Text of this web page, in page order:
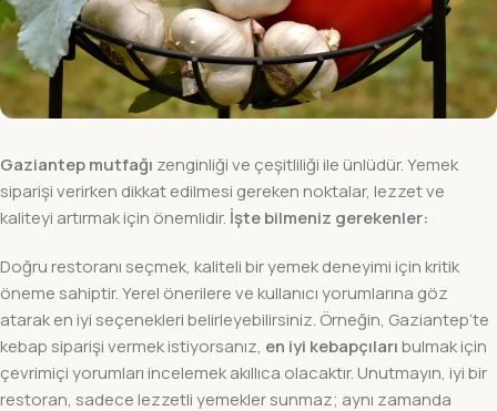
Gaziantep mutfağı zenginliği ve çeşitliliği ile ünlüdür. Yemek
siparişi verirken dikkat edilmesi gereken noktalar, lezzet ve
kaliteyi artırmak için önemlidir. İşte bilmeniz gerekenler:
Doğru restoranı seçmek, kaliteli bir yemek deneyimi için kritik
öneme sahiptir. Yerel önerilere ve kullanıcı yorumlarına göz
atarak en iyi seçenekleri belirleyebilirsiniz. Örneğin, Gaziantep’te
kebap siparişi vermek istiyorsanız, en iyi kebapçılarıbulmak için
çevrimiçi yorumları incelemek akıllıca olacaktır. Unutmayın, iyi bir
restoran, sadece lezzetli yemekler sunmaz; aynı zamanda